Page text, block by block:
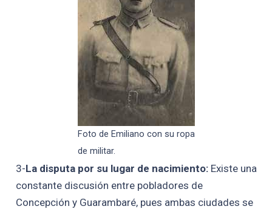
Foto de Emiliano con su ropa
de militar.
3-La disputa por su lugar de nacimiento: Existe una
constante discusión entre pobladores de
Concepción y Guarambaré, pues ambas ciudades se